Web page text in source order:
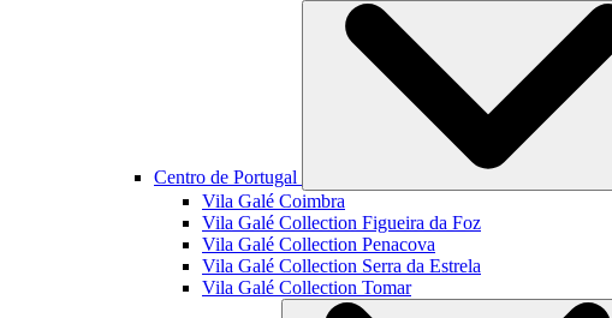
Centro de Portugal
Vila Galé Coimbra
Vila Galé Collection Figueira da Foz
Vila Galé Collection Penacova
Vila Galé Collection Serra da Estrela
Vila Galé Collection Tomar